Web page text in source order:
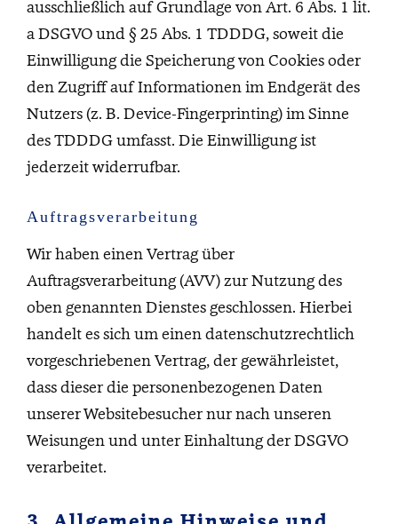
ausschließlich auf Grundlage von Art. 6 Abs. 1 lit.
a DSGVO und § 25 Abs. 1 TDDDG, soweit die
Einwilligung die Speicherung von Cookies oder
den Zugriff auf Informationen im Endgerät des
Nutzers (z. B. Device-Fingerprinting) im Sinne
des TDDDG umfasst. Die Einwilligung ist
jederzeit widerrufbar.
Auftragsverarbeitung
Wir haben einen Vertrag über
Auftragsverarbeitung (AVV) zur Nutzung des
oben genannten Dienstes geschlossen. Hierbei
handelt es sich um einen datenschutzrechtlich
vorgeschriebenen Vertrag, der gewährleistet,
dass dieser die personenbezogenen Daten
unserer Websitebesucher nur nach unseren
Weisungen und unter Einhaltung der DSGVO
verarbeitet.